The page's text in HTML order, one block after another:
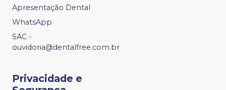
Apresentação Dental
WhatsApp
SAC -
ouvidoria@dentalfree.com.br
Privacidade e